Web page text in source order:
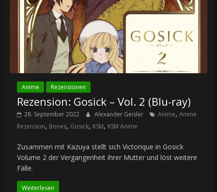
Anime Rezensionen
Rezension: Gosick – Vol. 2 (Blu-ray)
28. September 2022 Alexander Geisler Anime, Anime
Rezension, Bones, Gosick, KSM, KSM Anime
Zusammen mit Kazuya stellt sich Victorique in Gosick
Volume 2 der Vergangenheit ihrer Mutter und löst weitere
Fälle.
Weiterlesen